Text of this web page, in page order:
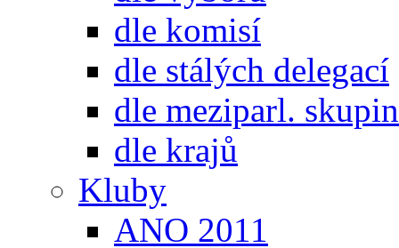
dle komisí
dle stálých delegací
dle meziparl. skupin
dle krajů
Kluby
ANO 2011